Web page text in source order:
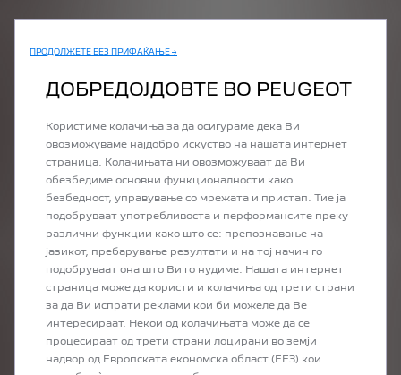
E-3008
ПРОДОЛЖЕТЕ БЕЗ ПРИФАЌАЊЕ →
ДОБРЕДОЈДОВТЕ ВО PEUGEOT
Користиме колачиња за да осигураме дека Ви
овозможуваме најдобро искуство на нашата интернет
страница. Колачињата ни овозможуваат да Ви
обезбедиме основни функционалности како
безбедност, управување со мрежата и пристап. Тие ја
подобруваат употребливоста и перформансите преку
различни функции како што се: препознавање на
јазикот, пребарување резултати и на тој начин го
подобруваат она што Ви го нудиме. Нашата интернет
страница може да користи и колачиња од трети страни
за да Ви испрати реклами кои би можеле да Ве
интересираат. Некои од колачињата може да се
процесираат од трети страни лоцирани во земји
надвор од Европската економска област (ЕЕЗ) кои